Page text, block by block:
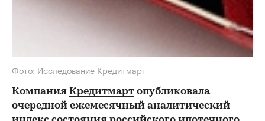
Фото: Исследование Кредитмарт
Компания Кредитмарт опубликовала
очередной ежемесячный аналитический